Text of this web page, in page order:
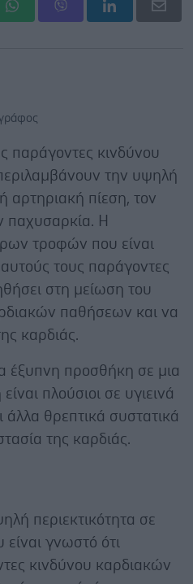
παράγοντες κινδύνου
την υψηλή
αρτηριακή πίεση, τον
παχυσαρκία. Η
τροφών που είναι
τους παράγοντες
στη μείωση του
παθήσεων και να
καρδιάς.
έξυπνη προσθήκη σε μια
πλούσιοι σε υγιεινά
άλλα θρεπτικά συστατικά
της καρδιάς.
περιεκτικότητα σε
γνωστό ότι
κινδύνου καρδιακών